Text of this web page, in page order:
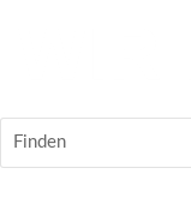
Finden